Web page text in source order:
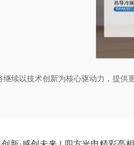
继续以技术创新为核心驱动力，提